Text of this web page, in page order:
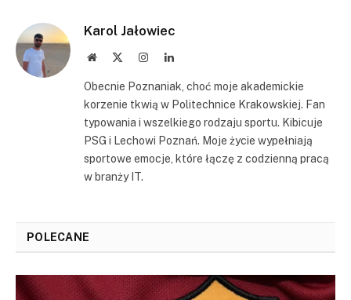
Karol Jałowiec
Website InstagramLinkedIn
Obecnie Poznaniak, choć moje akademickie
korzenie tkwią w Politechnice Krakowskiej. Fan
typowania i wszelkiego rodzaju sportu. Kibicuje
PSG i Lechowi Poznań. Moje życie wypełniają
sportowe emocje, które łączę z codzienną pracą
w branży IT.
POLECANE